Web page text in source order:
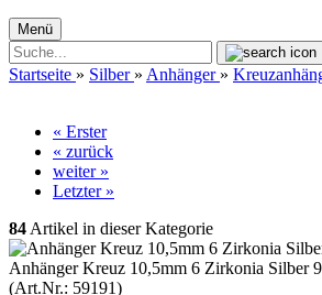
Menü
Startseite » Silber » Anhänger »
« Erster
« zurück
weiter »
Letzter »
84 Artikel in dieser Kategorie
Anhänger Kreuz 10,5mm 6 Zirkonia Silber
(Art.Nr.: 59191)